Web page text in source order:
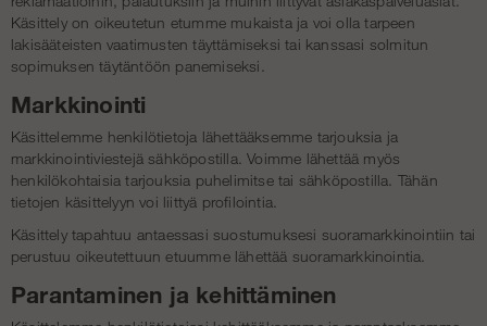
Käsittely on oikeutetun etumme mukaista ja voi olla tarpeen
lakisääteisten vaatimusten täyttämiseksi tai kanssasi solmitun
sopimuksen täytäntöön panemiseksi.
Markkinointi
Käsittelemme henkilötietoja lähettääksemme tarjouksia ja
markkinointiviestejä sähköpostilla. Voimme lähettää myös
henkilökohtaisia tarjouksia puhelimitse tai sähköpostilla. Tähän
tietojen käsittelyyn voi liittyä profilointia.
Käsittely tapahtuu antaessasi suostumuksesi suoramarkkinointiin tai
perustuu oikeutettuun etuumme lähettää suoramarkkinointia.
Parantaminen ja kehittäminen